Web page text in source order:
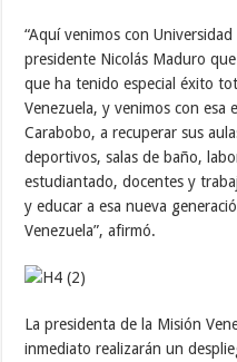
“Aquí venimos con
presidente Nicolás Maduro
que ha tenido especial éxito
Venezuela, y venimos con esa
Carabobo, a recuperar sus
deportivos, salas de baño,
estudiantado, docentes y
y educar a esa nueva
Venezuela”, afirmó.
La presidenta de la Misión
inmediato realizarán un